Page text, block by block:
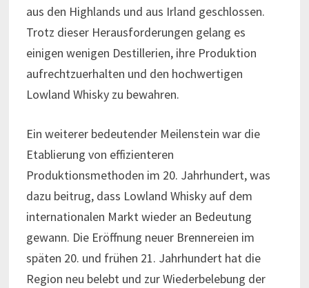
aus den Highlands und aus Irland geschlossen.
Trotz dieser Herausforderungen gelang es
einigen wenigen Destillerien, ihre Produktion
aufrechtzuerhalten und den hochwertigen
Lowland Whisky zu bewahren.
Ein weiterer bedeutender Meilenstein war die
Etablierung von effizienteren
Produktionsmethoden im 20. Jahrhundert, was
dazu beitrug, dass Lowland Whisky auf dem
internationalen Markt wieder an Bedeutung
gewann. Die Eröffnung neuer Brennereien im
späten 20. und frühen 21. Jahrhundert hat die
Region neu belebt und zur Wiederbelebung der